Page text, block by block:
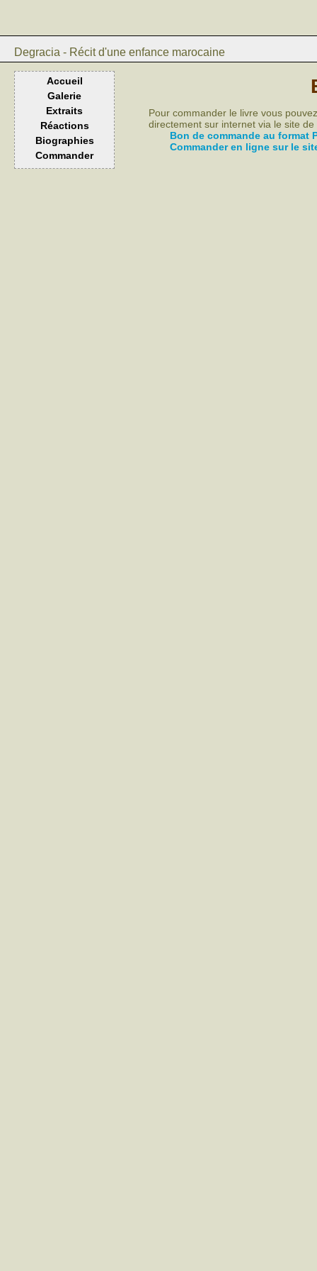
Degracia - Récit d'une enfance marocaine
Accueil
Galerie
Extraits
Réactions
Biographies
Commander
Pour commander le livre vous
directement sur internet via le site de
Bon de commande au format
Commander en ligne sur le